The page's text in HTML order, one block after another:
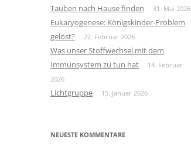
Tauben nach Hause finden
31. Mai 2026
Eukaryogenese: Königskinder-Problem
gelöst?
22. Februar 2026
Was unser Stoffwechsel mit dem
Immunsystem zu tun hat
14. Februar
2026
Lichtgruppe 15. Januar 2026
NEUESTE KOMMENTARE